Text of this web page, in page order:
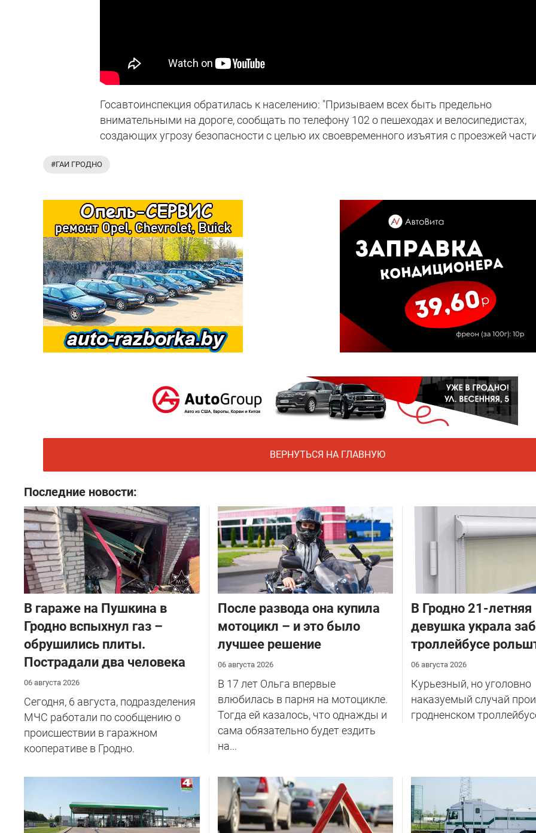
Госавтоинспекция обратилась к населению: "Призываем всех быть предельно
внимательными на дороге, сообщать по телефону 102 о пешеходах и велосипедистах,
создающих угрозу безопасности с целью их своевременного изъятия с проезжей
#ГАИ ГРОДНО
ВЕРНУТЬСЯ НА ГЛАВНУЮ
Последние новости:
В гараже на Пушкина в
Гродно вспыхнул газ –
обрушились плиты.
Пострадали два человека
06 августа 2026
Сегодня, 6 августа, подразделения
МЧС работали по сообщению о
происшествии в гаражном
кооперативе в Гродно.
После развода она купила
мотоцикл – и это было
лучшее решение
06 августа 2026
В 17 лет Ольга впервые
влюбилась в парня на мотоцикле.
Тогда ей казалось, что однажды и
сама обязательно будет ездить
на...
В Гродно 21-летняя
девушка украла
троллейбусе
06 августа 2026
Курьезный, но уголовно
наказуемый случай
гродненском